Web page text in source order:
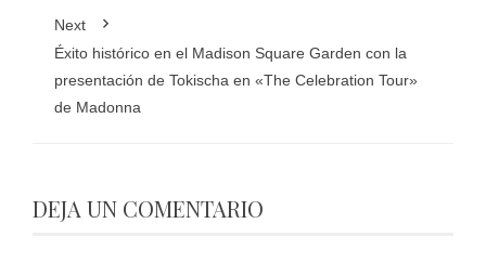
Next
Éxito histórico en el Madison Square Garden con la
presentación de Tokischa en «The Celebration Tour»
de Madonna
DEJA UN COMENTARIO